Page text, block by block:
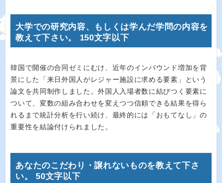
大学での研究内容、もしくは学んだ学問の内容を
教えて下さい。 150文字以下
韓国で開催の合同ゼミにむけ、近年のインバウンド増加を背
景にした「来日外国人がレジャー施設に求める要素」という
論文を共同制作しました。外国人入場者数に結びつく要素に
ついて、変数の組み合わせを変えつつ信頼できる結果を得ら
れるまで統計分析を行い続け、最終的には「おもてなし」の
重要性を結論付けられました。
あなたのこだわり・譲れないものを教えて下さ
い。 50文字以下